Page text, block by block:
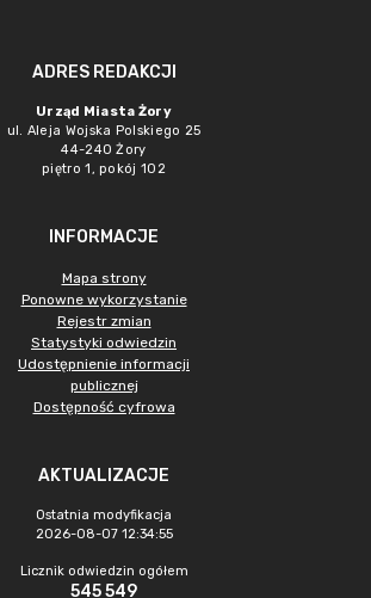
ADRES REDAKCJI
Urząd Miasta Żory
ul. Aleja Wojska Polskiego 25
44-240 Żory
piętro 1, pokój 102
INFORMACJE
Mapa strony
Ponowne wykorzystanie
Rejestr zmian
Statystyki odwiedzin
Udostępnienie informacji
publicznej
Dostępność cyfrowa
AKTUALIZACJE
Ostatnia modyfikacja
2026-08-07 12:34:55
Licznik odwiedzin ogółem
545 549